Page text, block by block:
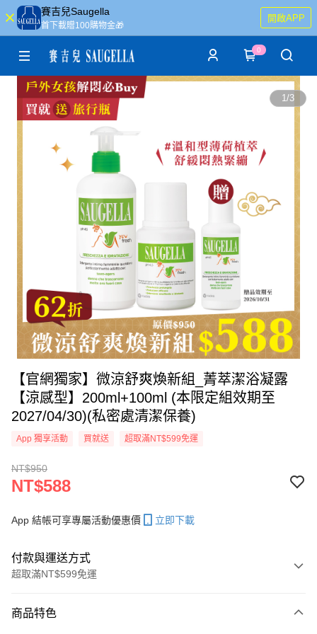
賽吉兒Saugella
首下載贈100購物金🎁
開啟APP
0
1/3
【官網獨家】微涼舒爽煥新組_菁萃潔浴凝露
【涼感型】200ml+100ml (本限定組效期至
2027/04/30)(私密處清潔保養)
App 獨享活動 買就送 超取滿NT$599免運
NT$950
NT$588
App 結帳可享專屬活動優惠價 立即下載
付款與運送方式
超取滿NT$599免運
信用卡一次付款
商品特色